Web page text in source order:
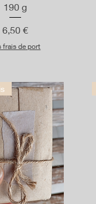
190 g
Prix
6,50 €
frais de port